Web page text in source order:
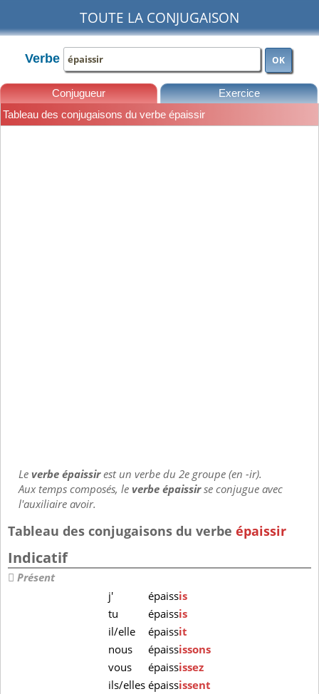
TOUTE LA CONJUGAISON
Verbe OK
Conjugueur Exercice
Tableau des conjugaisons du verbe épaissir
Leverbe épaissirest un verbe du 2e groupe (en -ir).
Aux temps composés, leverbe épaissirse conjugue avec
l'auxiliaire avoir.
Tableau des conjugaisons du verbe épaissir
Indicatif
Présent
j'
épaissis
tu
épaissis
il/elle
épaissit
nous
épaississons
vous
épaississez
ils/ellesépaississent